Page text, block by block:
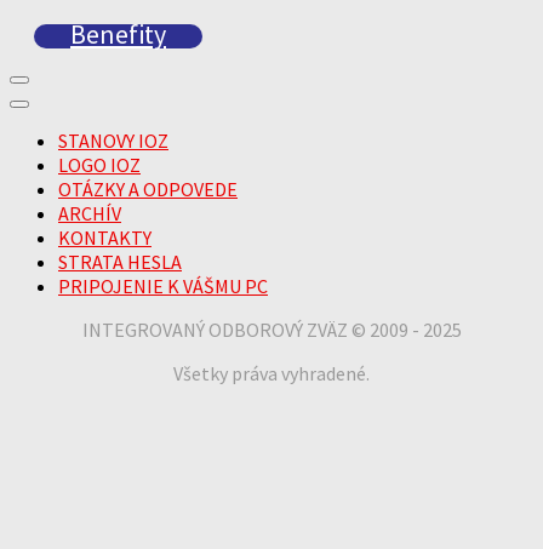
Benefity
STANOVY IOZ
LOGO IOZ
OTÁZKY A ODPOVEDE
ARCHÍV
KONTAKTY
STRATA HESLA
PRIPOJENIE K VÁŠMU PC
INTEGROVANÝ ODBOROVÝ ZVÄZ © 2009 - 2025
Všetky práva vyhradené.